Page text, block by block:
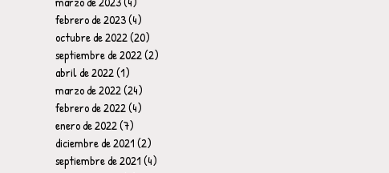
febrero de 2023(4)
octubre de 2022(20)
septiembre de 2022(2)
abril de 2022(1)
marzo de 2022(24)
febrero de 2022(4)
enero de 2022(7)
diciembre de 2021(2)
septiembre de 2021(4)